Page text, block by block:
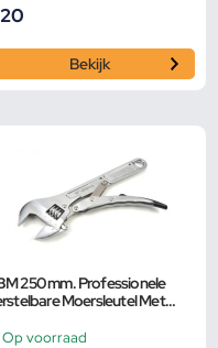
20
Bekijk
250 mm. Professionele
Moersleutel Met
Op voorraad